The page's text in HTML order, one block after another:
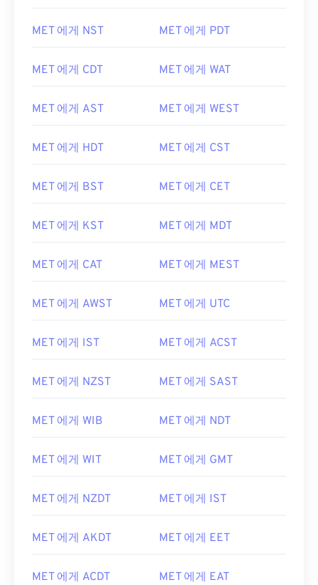
MET 에게 NST MET 에게 PDT
MET 에게 CDT MET 에게 WAT
MET 에게 AST MET 에게 WEST
MET 에게 HDT MET 에게 CST
MET 에게 BST MET 에게 CET
MET 에게 KST MET 에게 MDT
MET 에게 CAT MET 에게 MEST
MET 에게 AWST MET 에게 UTC
MET 에게 IST MET 에게 ACST
MET 에게 NZST MET 에게 SAST
MET 에게 WIB MET 에게 NDT
MET 에게 WIT MET 에게 GMT
MET 에게 NZDT MET 에게 IST
MET 에게 AKDT MET 에게 EET
MET 에게 ACDT MET 에게 EAT